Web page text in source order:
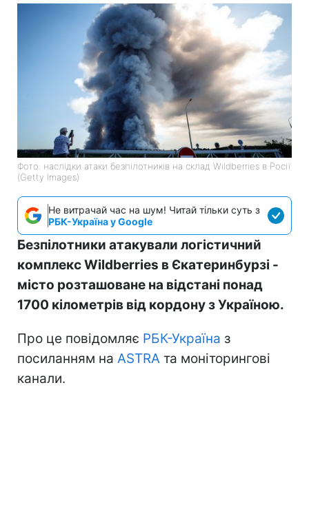
Фото: наслідки атаки безпілотників на склад Wildberries в Росії
(Getty Images)
Не витрачай час на шум! Читай тільки суть з
РБК-Україна у Google
Безпілотники атакували логістичний
комплекс Wildberries в Єкатеринбурзі -
місто розташоване на відстані понад
1700 кілометрів від кордону з Україною.
Про це повідомляє РБК-Україна з
посиланням на ASTRA та моніторингові
канали.